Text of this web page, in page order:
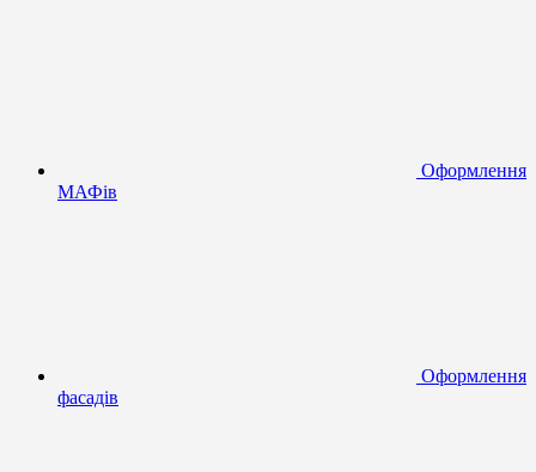
Оформлення
МАФів
Оформлення
фасадів